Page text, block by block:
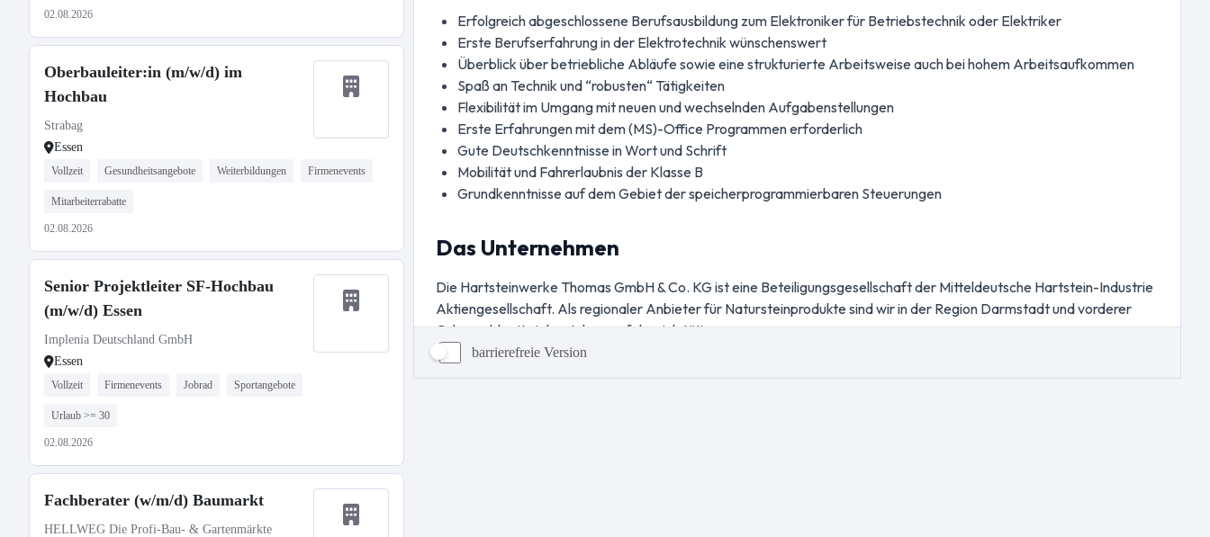
02.08.2026
Oberbauleiter:in (m/w/d) im
Hochbau
Strabag
Essen
Vollzeit Gesundheitsangebote Weiterbildungen Firmenevents
Mitarbeiterrabatte
02.08.2026
Senior Projektleiter SF-Hochbau
(m/w/d) Essen
Implenia Deutschland GmbH
Essen
Vollzeit Firmenevents Jobrad Sportangebote
Urlaub >= 30
02.08.2026
Fachberater (w/m/d) Baumarkt
HELLWEG Die Profi-Bau- & Gartenmärkte
barrierefreie Version